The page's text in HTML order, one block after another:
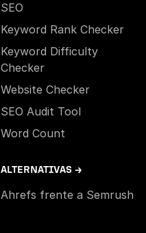
SEO
Keyword Rank Checker
Keyword Difficulty
Checker
Website Checker
SEO Audit Tool
Word Count
ALTERNATIVAS →
Ahrefs frente a Semrush